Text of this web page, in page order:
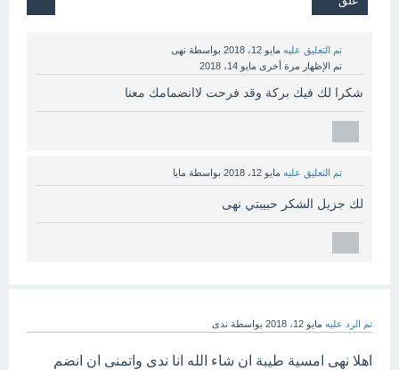
تم التعليق عليه مايو 12، 2018 بواسطة نهى
تم الإظهار مرة أخرى مايو 14، 2018
شكرا لك فيك بركة وقد فرحت لاانضمامك معنا
تم التعليق عليه مايو 12، 2018 بواسطة مايا
لك جزيل الشكر حبيبتي نهى
تم الرد عليه مايو 12، 2018 بواسطة ندى
اهلا نهى امسية طيبة ان شاء الله انا ندى واتمنى ان انضم